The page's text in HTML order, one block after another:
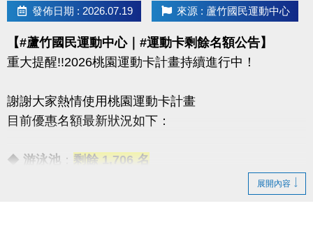
08/30 #前 本期臨櫃報名
．◆* 有 #加碼優惠 喔 ◆*．
同一人報名三門以上 → 88折優惠
連絡資訊
https://www.lzsports.com.tw/zh_TW/news/pageID/1/
發佈日期 : 2026.07.19 來源 : 蘆竹國民運動中心
【#蘆竹國民運動中心｜#運動卡剩餘名額公告】
重大提醒!!2026桃園運動卡計畫持續進行中！
謝謝大家熱情使用桃園運動卡計畫
目前優惠名額最新狀況如下：
◆ 游泳池 ： 剩餘 1,706 名
展開內容